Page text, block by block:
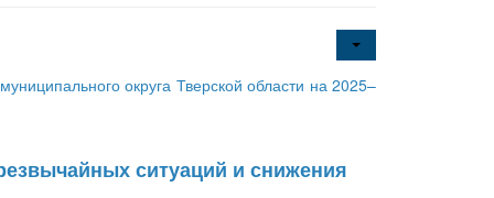
округа Тверской области на 2025–
ситуаций и снижения